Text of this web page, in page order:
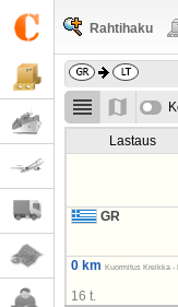
Rahtihaku
Lastaus
GR
0 km Kuormitus Kreikka -
16 t.